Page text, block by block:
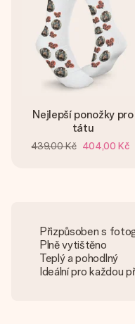
Nejlepší ponožky pro
tátu
439,00 Kč 404,00 Kč
Přizpůsoben s
Plně vytištěno
Teplý a pohodlný
Ideální pro každou